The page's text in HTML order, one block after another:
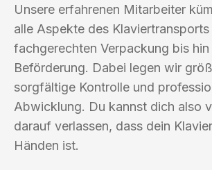
Unsere erfahrenen Mitarbeiter
alle Aspekte des
fachgerechten Verpackung bis hin
Beförderung. Dabei legen wir
sorgfältige Kontrolle und
Abwicklung. Du kannst dich also
darauf verlassen, dass dein
Händen ist.